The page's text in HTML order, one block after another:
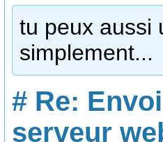
tu peux aussi
simplement...
# Re:
serveur